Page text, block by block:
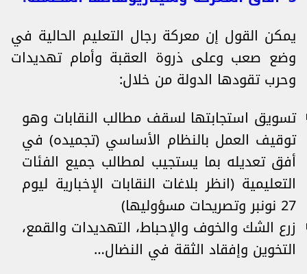
يمكن القول إن معركة رجال التعليم الحالية في
وضع صعب وعلى ذروة العقبة وأمام تهديدات
وحرب تقودها الدولة من خلال:
تسويق استجابتها لسقف مطالب النقابات وهو
توقيف العمل بالنظام الأساسي (تجميده) في
أفق تعديله بما يستجيب لمطالب جميع الفئات
التعليمية (انظر بلاغات النقابات الإخبارية ليوم
27 نونبر وتصريحات مسؤوليها)
زرع الشك والخوف والإحباط، التهديدات والقمع،
التخوين وإفقاد الثقة في النضال…